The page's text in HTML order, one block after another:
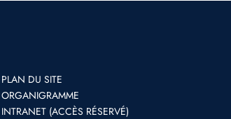
PLAN DU SITE
ORGANIGRAMME
INTRANET (ACCÈS RÉSERVÉ)